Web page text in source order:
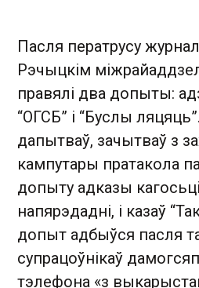
Пасля ператрусу
Рэчыцкім
правялі два допыты:
“ОГСБ” і “Буслы
дапытваў, зачытваў з
кампутары пратакола
допыту адказы
напярэдадні, і казаў
допыт адбыўся пасля
супрацоўнікаў
тэлефона «з